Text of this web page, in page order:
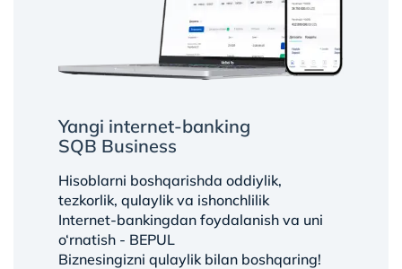
Yangi internet-banking
SQB Business
Hisoblarni boshqarishda oddiylik,
tezkorlik, qulaylik va ishonchlilik
Internet-bankingdan foydalanish va uni
o‘rnatish - BEPUL
Biznesingizni qulaylik bilan boshqaring!